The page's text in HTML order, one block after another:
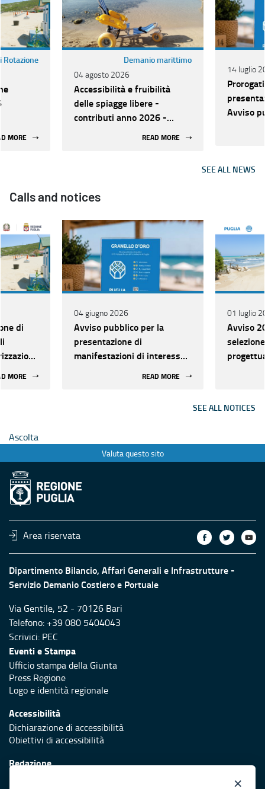
Rotazione
MORE
Demanio marittimo
04 agosto 2026
Accessibilità e fruibilità
delle spiagge libere -
contributi anno 2026 -
READ MORE
14 luglio
Avviso
SEE ALL NEWS
Calls and notices
di
MORE
04 giugno 2026
Avviso pubblico per la
presentazione di
manifestazioni di interesse
delle Spiagge Sostenibili e
Inclusive di Puglia
READ MORE
01 luglio
Avviso
SEE ALL NOTICES
Ascolta
Valuta questo sito
Area riservata
Dipartimento Bilancio, Affari Generali e Infrastrutture -
Servizio Demanio Costiero e Portuale
Via Gentile, 52 - 70126 Bari
Telefono: +39 080 5404043
Scrivici: PEC
Eventi e Stampa
Ufficio stampa della Giunta
Press Regione
Logo e identità regionale
Accessibilità
Dichiarazione di accessibilità
Obiettivi di accessibilità
Redazione
×